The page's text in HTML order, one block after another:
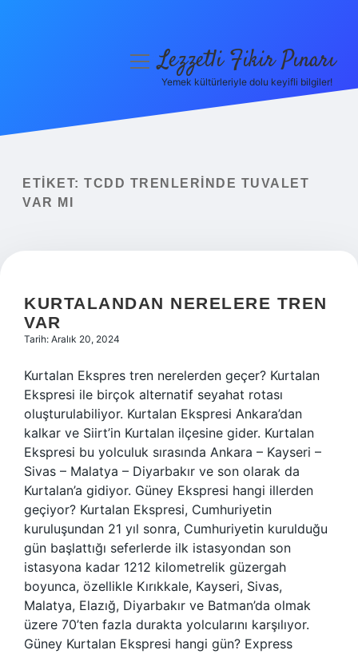
Yasal Uyarı
menüyüLezzetli Fikir Pınarı
Yemek kültürleriyle dolu keyifli bilgiler!
ETIKET: TCDD TRENLERINDE TUVALET
VAR MI
KURTALANDAN NERELERE TREN
VAR
Tarih: Aralık 20, 2024
Kurtalan Ekspres tren nerelerden geçer? Kurtalan
Ekspresi ile birçok alternatif seyahat rotası
oluşturulabiliyor. Kurtalan Ekspresi Ankara’dan
kalkar ve Siirt’in Kurtalan ilçesine gider. Kurtalan
Ekspresi bu yolculuk sırasında Ankara – Kayseri –
Sivas – Malatya – Diyarbakır ve son olarak da
Kurtalan’a gidiyor. Güney Ekspresi hangi illerden
geçiyor? Kurtalan Ekspresi, Cumhuriyetin
kuruluşundan 21 yıl sonra, Cumhuriyetin kurulduğu
gün başlattığı seferlerde ilk istasyondan son
istasyona kadar 1212 kilometrelik güzergah
boyunca, özellikle Kırıkkale, Kayseri, Sivas,
Malatya, Elazığ, Diyarbakır ve Batman’da olmak
üzere 70’ten fazla durakta yolcularını karşılıyor.
Güney Kurtalan Ekspresi hangi gün? Express